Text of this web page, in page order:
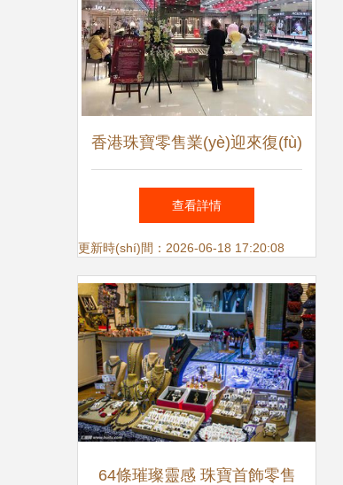
香港珠寶零售業(yè)迎來復(fù)
蘇曙光，六福珠寶股價(jià)創
(chuàng)新高背后的市場機(jī)
遇
查看詳情
更新時(shí)間：2026-06-18 17:20:08
64條璀璨靈感 珠寶首飾零售